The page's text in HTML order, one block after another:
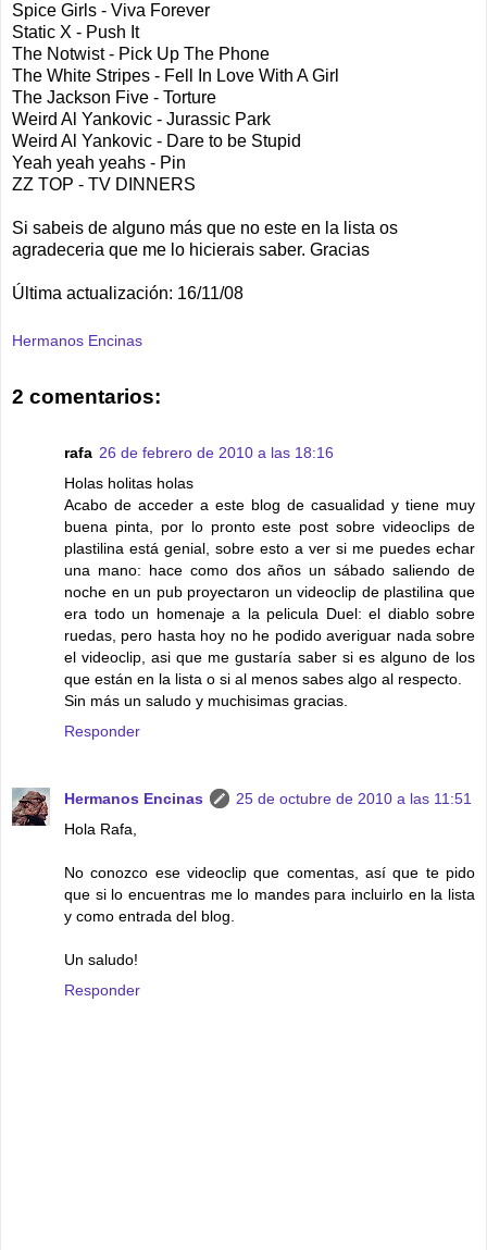
Spice Girls - Viva Forever
Static X - Push It
The Notwist - Pick Up The Phone
The White Stripes - Fell In Love With A Girl
The Jackson Five - Torture
Weird Al Yankovic - Jurassic Park
Weird Al Yankovic - Dare to be Stupid
Yeah yeah yeahs - Pin
ZZ TOP - TV DINNERS
Si sabeis de alguno más que no este en la lista os
agradeceria que me lo hicierais saber. Gracias
Última actualización: 16/11/08
Hermanos Encinas
2 comentarios:
rafa 26 de febrero de 2010 a las 18:16
Holas holitas holas
Acabo de acceder a este blog de casualidad y tiene muy
buena pinta, por lo pronto este post sobre videoclips de
plastilina está genial, sobre esto a ver si me puedes echar
una mano: hace como dos años un sábado saliendo de
noche en un pub proyectaron un videoclip de plastilina que
era todo un homenaje a la pelicula Duel: el diablo sobre
ruedas, pero hasta hoy no he podido averiguar nada sobre
el videoclip, asi que me gustaría saber si es alguno de los
que están en la lista o si al menos sabes algo al respecto.
Sin más un saludo y muchisimas gracias.
Responder
Hermanos Encinas
25 de octubre de 2010 a las 11:51
Hola Rafa,
No conozco ese videoclip que comentas, así que te pido
que si lo encuentras me lo mandes para incluirlo en la lista
y como entrada del blog.
Un saludo!
Responder